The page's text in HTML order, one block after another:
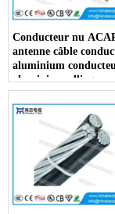
Conducteur nu
antenne câble
aluminium
aluminium alliage